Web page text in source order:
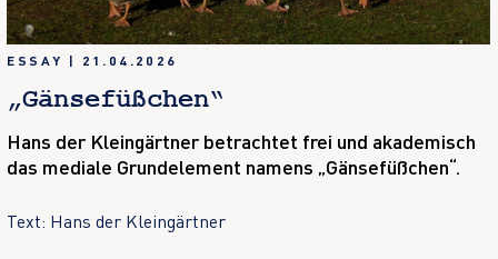
ESSAY | 21.04.2026
„Gänsefüßchen“
Hans der Kleingärtner betrachtet frei und akademisch
das mediale Grundelement namens „Gänsefüßchen“.
Text: Hans der Kleingärtner